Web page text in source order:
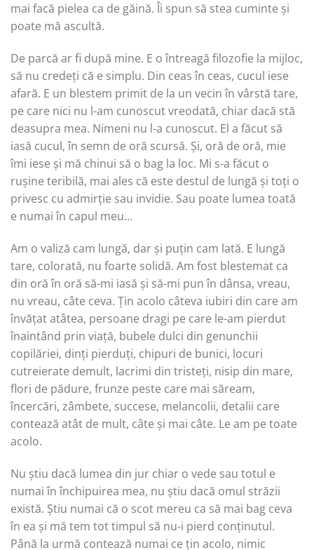
mai facă pielea ca de găină. Îi spun să stea cuminte și
poate mă ascultă.
De parcă ar fi după mine. E o întreagă filozofie la mijloc,
să nu credeți că e simplu. Din ceas în ceas, cucul iese
afară. E un blestem primit de la un vecin în vârstă tare,
pe care nici nu l-am cunoscut vreodată, chiar dacă stă
deasupra mea. Nimeni nu l-a cunoscut. El a făcut să
iasă cucul, în semn de oră scursă. Și, oră de oră, mie
îmi iese și mă chinui să o bag la loc. Mi s-a făcut o
rușine teribilă, mai ales că este destul de lungă și toți o
privesc cu admirție sau invidie. Sau poate lumea toată
e numai în capul meu…
Am o valiză cam lungă, dar și puțin cam lată. E lungă
tare, colorată, nu foarte solidă. Am fost blestemat ca
din oră în oră să-mi iasă și să-mi pun în dânsa, vreau,
nu vreau, câte ceva. Țin acolo câteva iubiri din care am
învățat atâtea, persoane dragi pe care le-am pierdut
înaintând prin viață, bubele dulci din genunchii
copilăriei, dinți pierduți, chipuri de bunici, locuri
cutreierate demult, lacrimi din tristeți, nisip din mare,
flori de pădure, frunze peste care mai săream,
încercări, zâmbete, succese, melancolii, detalii care
contează atât de mult, câte și mai câte. Le am pe toate
acolo.
Nu știu dacă lumea din jur chiar o vede sau totul e
numai în închipuirea mea, nu știu dacă omul străzii
există. Știu numai că o scot mereu ca să mai bag ceva
în ea și mă tem tot timpul să nu-i pierd conținutul.
Până la urmă contează numai ce țin acolo, nimic